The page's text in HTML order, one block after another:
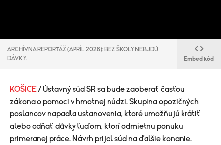
ARCHÍVNA REPORTÁŽ (APRÍL 2026): BEZ ŠKOLY NEBUDÚ
DÁVKY.
Embed kód
KOŠICE / Ústavný súd SR sa bude zaoberať časťou
zákona o pomoci v hmotnej núdzi. Skupina opozičných
poslancov napadla ustanovenia, ktoré umožňujú krátiť
alebo odňať dávky ľuďom, ktorí odmietnu ponuku
primeranej práce. Návrh prijal súd na ďalšie konanie.